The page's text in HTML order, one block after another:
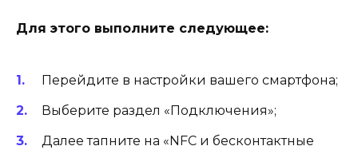
Для этого выполните следующее:
Перейдите в настройки вашего смартфона;
Выберите раздел «Подключения»;
Далее тапните на «NFC и бесконтактные